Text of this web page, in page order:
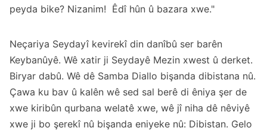
peyda bike? Nizanim! Êdî hûn û bazara xwe."
Neçariya Seydayî kevirekî din danîbû ser barên
Keybanûyê. Wê xatir ji Seydayê Mezin xwest û derket.
Biryar dabû. Wê dê Samba Diallo bişanda dibistana nû.
Çawa ku bav û kalên wê sed sal berê di êniya şer de
xwe kiribûn qurbana welatê xwe, wê jî niha dê nêviyê
xwe ji bo şerekî nû bişanda eniyeke nû: Dibistan. Gelo